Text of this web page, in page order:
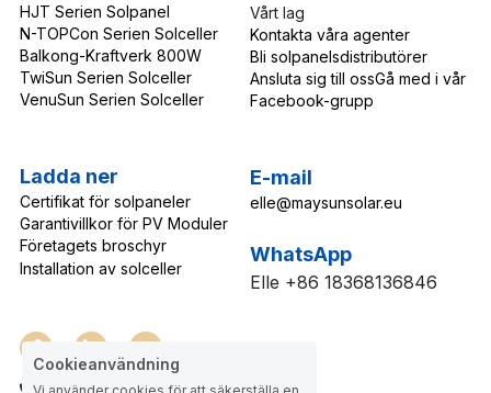
HJT Serien Solpanel
N-TOPCon Serien Solceller
Balkong-Kraftverk 800W
TwiSun Serien Solceller
VenuSun Serien Solceller
Ladda ner
Certifikat för solpaneler
Garantivillkor för PV Moduler
Företagets broschyr
Installation av solceller
Vårt lag
Kontakta våra agenter
Bli solpanelsdistributörer
Ansluta sig till ossGå med i vår
Facebook-grupp
E-mail
elle@maysunsolar.eu
WhatsApp
Elle +86 18368136846
Cookieanvändning